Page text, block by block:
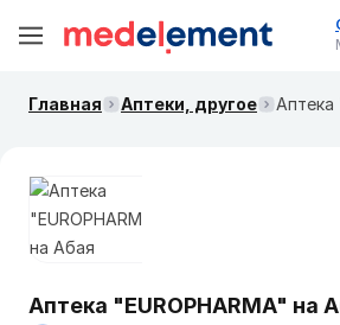
Главная Аптеки, другое
Аптека "EUROPHARMA" на